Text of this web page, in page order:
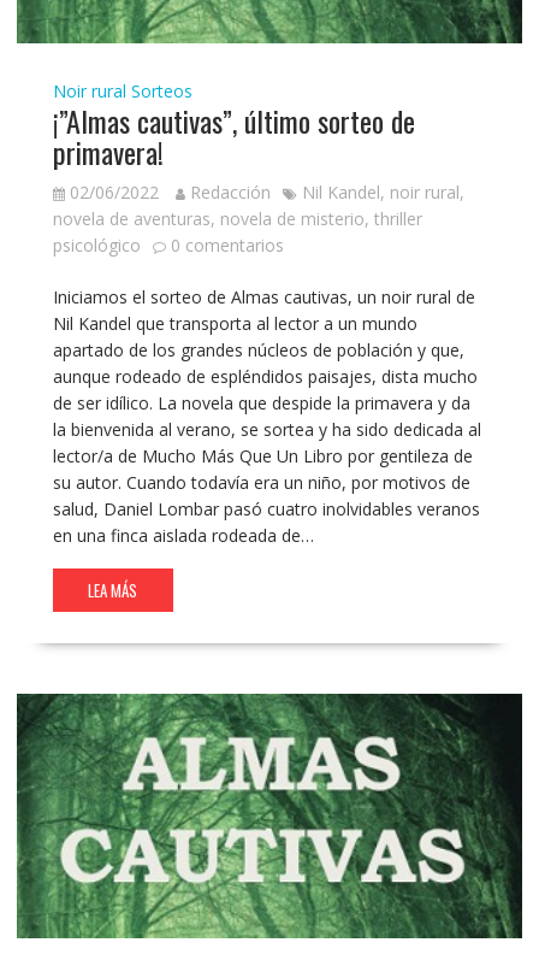
Noir rural Sorteos
¡”Almas cautivas”, último sorteo de
primavera!
02/06/2022 Redacción Nil Kandel, noir rural,
novela de aventuras, novela de misterio, thriller
psicológico
0 comentarios
Iniciamos el sorteo de Almas cautivas, un noir rural de
Nil Kandel que transporta al lector a un mundo
apartado de los grandes núcleos de población y que,
aunque rodeado de espléndidos paisajes, dista mucho
de ser idílico. La novela que despide la primavera y da
la bienvenida al verano, se sortea y ha sido dedicada al
lector/a de Mucho Más Que Un Libro por gentileza de
su autor. Cuando todavía era un niño, por motivos de
salud, Daniel Lombar pasó cuatro inolvidables veranos
en una finca aislada rodeada de…
LEA MÁS